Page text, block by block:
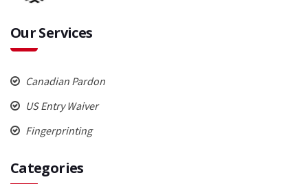
Our Services
Canadian Pardon
US Entry Waiver
Fingerprinting
Categories